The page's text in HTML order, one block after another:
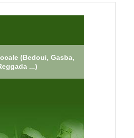
(Bedoui, Gasba,
...)